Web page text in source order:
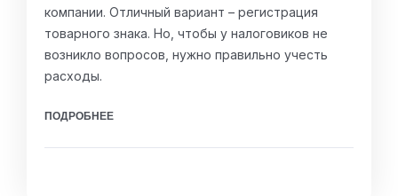
компании. Отличный вариант – регистрация
товарного знака. Но, чтобы у налоговиков не
возникло вопросов, нужно правильно учесть
расходы.
ПОДРОБНЕЕ